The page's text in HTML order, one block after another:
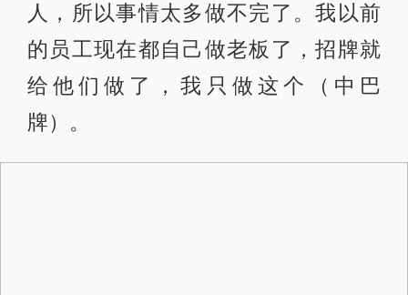
人，所以事情太多做不完了。我以前
的员工现在都自己做老板了，招牌就
给他们做了，我只做这个（中巴
牌）。